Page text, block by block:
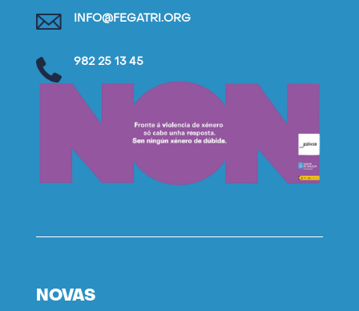
INFO@FEGATRI.ORG
982 25 13 45
NOVAS